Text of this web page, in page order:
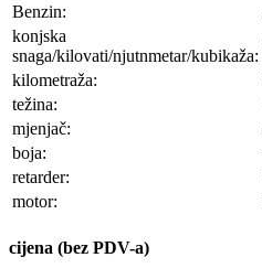
Benzin:
konjska
snaga/kilovati/njutnmetar/kubikaža:
kilometraža:
težina:
mjenjač:
boja:
retarder:
motor:
cijena (bez PDV-a)